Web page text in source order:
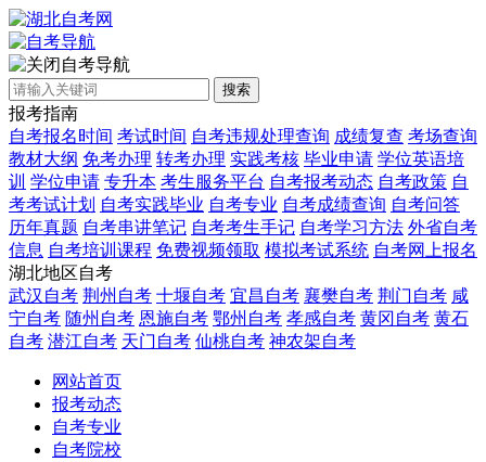
自考导航
搜索
报考指南
自考报名时间 考试时间 自考违规处理查询 成绩复查 考场查询
教材大纲 免考办理 转考办理 实践考核 毕业申请 学位英语培
训 学位申请 专升本 考生服务平台 自考报考动态 自考政策 自
考考试计划 自考实践毕业 自考专业 自考成绩查询 自考问答
历年真题 自考串讲笔记 自考考生手记 自考学习方法 外省自考
信息 自考培训课程 免费视频领取 模拟考试系统 自考网上报名
湖北地区自考
武汉自考 荆州自考 十堰自考 宜昌自考 襄樊自考 荆门自考 咸
宁自考 随州自考 恩施自考 鄂州自考 孝感自考 黄冈自考 黄石
自考 潜江自考 天门自考 仙桃自考 神农架自考
网站首页
报考动态
自考专业
自考院校